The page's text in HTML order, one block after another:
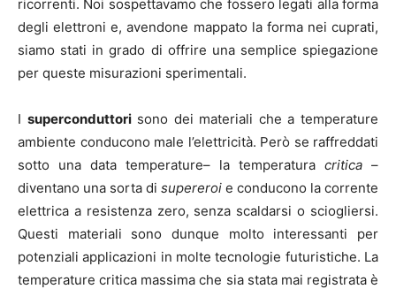
ricorrenti. Noi sospettavamo che fossero legati alla forma
degli elettroni e, avendone mappato la forma nei cuprati,
siamo stati in grado di offrire una semplice spiegazione
per queste misurazioni sperimentali.
I superconduttorisono dei materiali che a temperature
ambiente conducono male l’elettricità. Però se raffreddati
sotto una data temperature– la temperatura critica –
diventano una sorta di supereroi e conducono la corrente
elettrica a resistenza zero, senza scaldarsi o sciogliersi.
Questi materiali sono dunque molto interessanti per
potenziali applicazioni in molte tecnologie futuristiche. La
temperature critica massima che sia stata mai registrata è